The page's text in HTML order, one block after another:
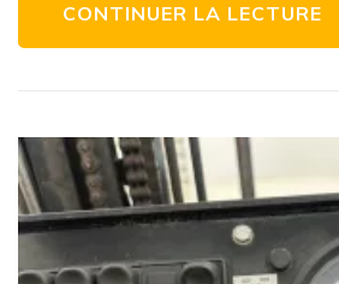
CONTINUER LA LECTURE